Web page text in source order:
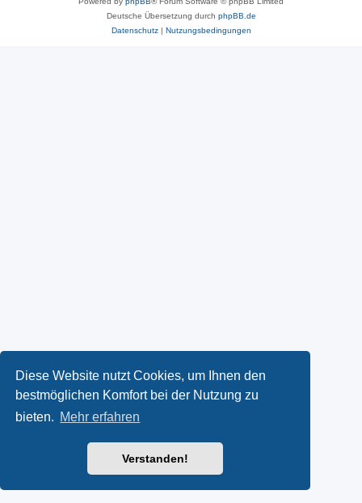
Diese Website nutzt Cookies, um Ihnen den
bestmöglichen Komfort bei der Nutzung zu
bieten. Mehr erfahren
Verstanden!
Deutsche Übersetzung durch phpBB.de
Datenschutz| Nutzungsbedingungen